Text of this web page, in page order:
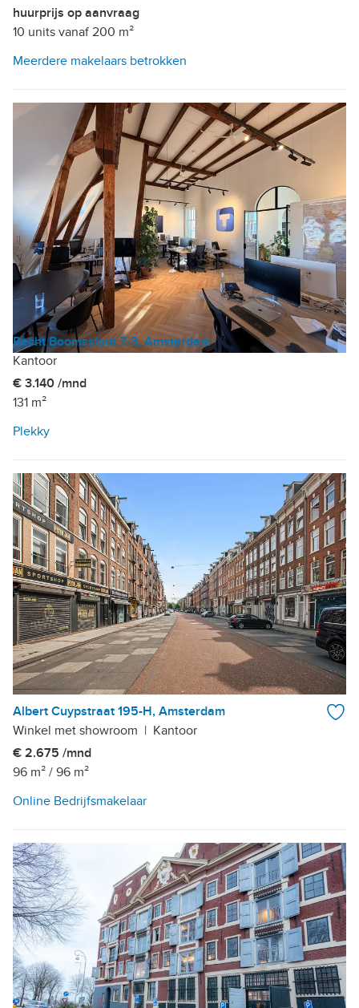
huurprijs op aanvraag
10 units vanaf 200 m²
Meerdere makelaars betrokken
Recht Boomssloot 7-3, Amsterdam
Kantoor
€ 3.140 /mnd
131 m²
Plekky
Albert Cuypstraat 195-H, Amsterdam
Winkel met showroom | Kantoor
€ 2.675 /mnd
96 m² / 96 m²
Online Bedrijfsmakelaar